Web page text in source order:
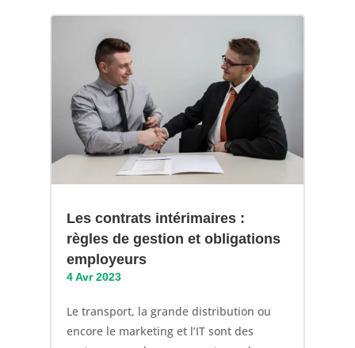
Les contrats intérimaires :
règles de gestion et obligations
employeurs
4 Avr 2023
Le transport, la grande distribution ou
encore le marketing et l’IT sont des